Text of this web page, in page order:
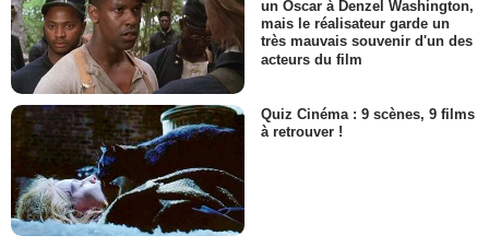
un Oscar à Denzel Washington,
mais le réalisateur garde un
très mauvais souvenir d'un des
acteurs du film
Quiz Cinéma : 9 scènes, 9 films
à retrouver !